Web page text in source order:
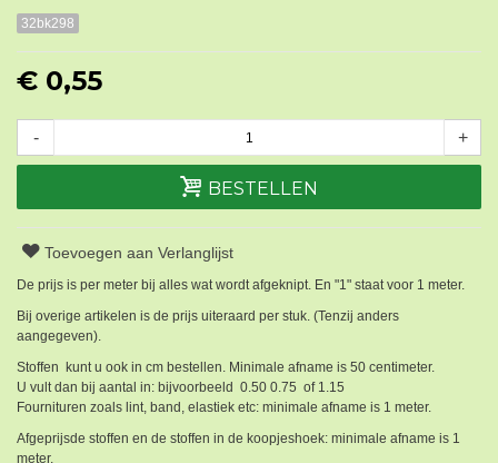
32bk298
€ 0,55
- +
BESTELLEN
Toevoegen aan Verlanglijst
De prijs is per meter bij alles wat wordt afgeknipt. En "1" staat voor 1 meter.
Bij overige artikelen is de prijs uiteraard per stuk. (Tenzij anders
aangegeven).
Stoffen kunt u ook in cm bestellen. Minimale afname is 50 centimeter.
U vult dan bij aantal in: bijvoorbeeld 0.50 0.75 of 1.15
Fournituren zoals lint, band, elastiek etc: minimale afname is 1 meter.
Afgeprijsde stoffen en de stoffen in de koopjeshoek: minimale afname is 1
meter.